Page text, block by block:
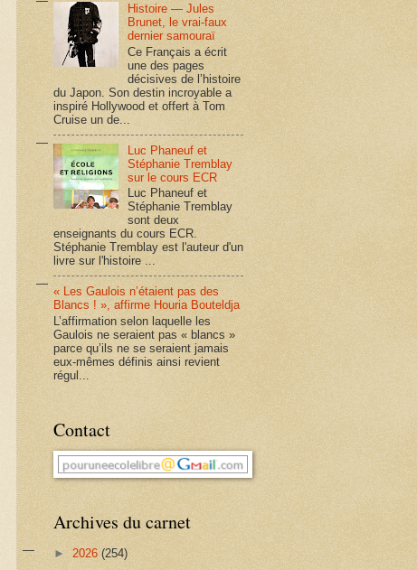
Histoire — Jules
Brunet, le vrai-faux
dernier samouraï
Ce Français a écrit
une des pages
décisives de l’histoire
du Japon. Son destin incroyable a
inspiré Hollywood et offert à Tom
Cruise un de...
Luc Phaneuf et
Stéphanie Tremblay
sur le cours ECR
Luc Phaneuf et
Stéphanie Tremblay
sont deux
enseignants du cours ECR.
Stéphanie Tremblay est l'auteur d'un
livre sur l'histoire ...
« Les Gaulois n’étaient pas des
Blancs ! », affirme Houria Bouteldja
L’affirmation selon laquelle les
Gaulois ne seraient pas « blancs »
parce qu’ils ne se seraient jamais
eux-mêmes définis ainsi revient
régul...
Contact
Archives du carnet
► 2026 (254)